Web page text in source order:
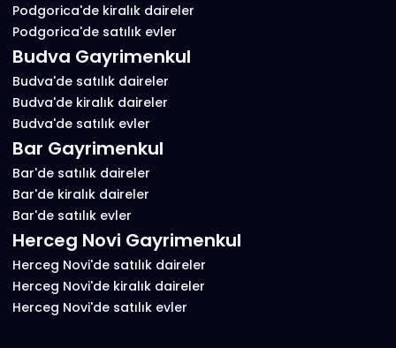
Podgorica'de kiralık daireler
Podgorica'de satılık evler
Budva Gayrimenkul
Budva'de satılık daireler
Budva'de kiralık daireler
Budva'de satılık evler
Bar Gayrimenkul
Bar'de satılık daireler
Bar'de kiralık daireler
Bar'de satılık evler
Herceg Novi Gayrimenkul
Herceg Novi'de satılık daireler
Herceg Novi'de kiralık daireler
Herceg Novi'de satılık evler